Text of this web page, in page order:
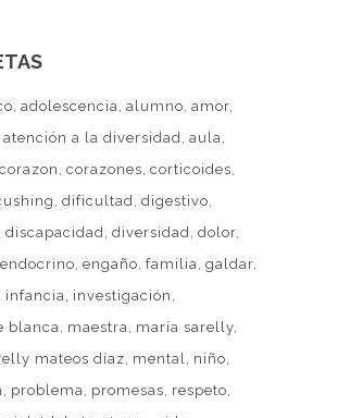
adolescencia alumno amor
atención a la diversidad aula
corazon corazones corticoides
dificultad digestivo
discapacidad diversidad dolor
endocrino engaño familia galdar
infancia investigación
blanca maestra maría sarelly
mateos díaz mental niño
problema promesas respeto